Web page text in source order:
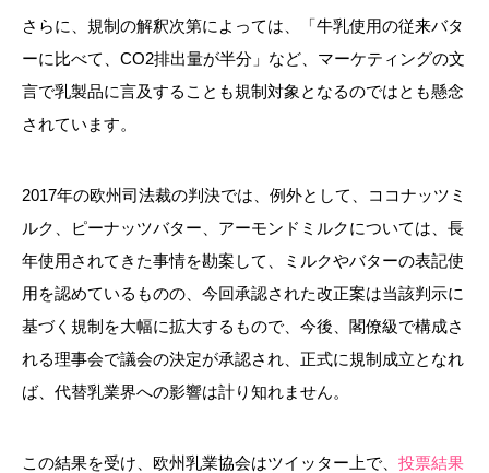
さらに、規制の解釈次第によっては、「牛乳使用の従来バタ
ーに比べて、CO2排出量が半分」など、マーケティングの文
言で乳製品に言及することも規制対象となるのではとも懸念
されています。
2017年の欧州司法裁の判決では、例外として、ココナッツミ
ルク、ピーナッツバター、アーモンドミルクについては、長
年使用されてきた事情を勘案して、ミルクやバターの表記使
用を認めているものの、今回承認された改正案は当該判示に
基づく規制を大幅に拡大するもので、今後、閣僚級で構成さ
れる理事会で議会の決定が承認され、正式に規制成立となれ
ば、代替乳業界への影響は計り知れません。
この結果を受け、欧州乳業協会はツイッター上で、 投票結果